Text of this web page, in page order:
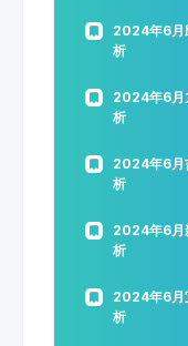
2024年6月
析
2024年6月
析
2024年6月
析
2024年6月
析
2024年6月
析